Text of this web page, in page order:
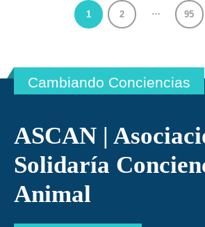
1 2 … 95
Cambiando Conciencias
ASCAN |
Solidaría
Animal